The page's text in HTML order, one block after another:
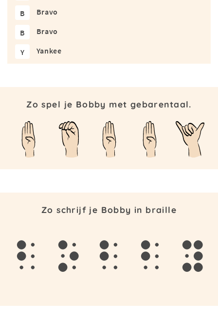
B Bravo
B Bravo
Y Yankee
Zo spel je Bobby met gebarentaal.
Zo schrijf je Bobby in braille
b o b b y